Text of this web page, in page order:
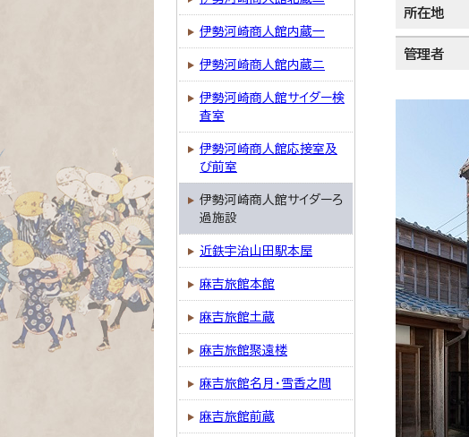
所在地
管理者
伊勢河崎商人館内蔵一
伊勢河崎商人館内蔵二
伊勢河崎商人館サイダー検
査室
伊勢河崎商人館応接室及
び前室
伊勢河崎商人館サイダーろ
過施設
近鉄宇治山田駅本屋
麻吉旅館本館
麻吉旅館土蔵
麻吉旅館聚遠楼
麻吉旅館名月・雪香之間
麻吉旅館前蔵